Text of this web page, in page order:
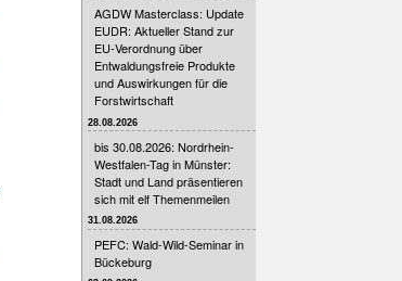
AGDW Masterclass: Update
EUDR: Aktueller Stand zur
EU-Verordnung über
Entwaldungsfreie Produkte
und Auswirkungen für die
Forstwirtschaft
28.08.2026
bis 30.08.2026: Nordrhein-
Westfalen-Tag in Münster:
Stadt und Land präsentieren
sich mit elf Themenmeilen
31.08.2026
PEFC: Wald-Wild-Seminar in
Bückeburg